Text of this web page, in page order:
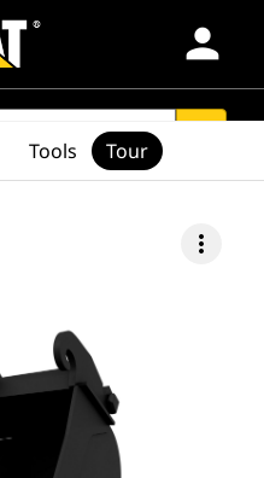
person
more_vert
Tools Tour